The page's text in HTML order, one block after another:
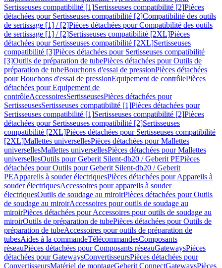
Sertisseuses compatibilité [1]Sertisseuses compatibilité [2]Pièces
détachées pour Sertisseuses compatibilité [2]Compatibilité des outils
de sertissage [1] / [2]Pièces détachées pour Compatibilité des outils
de sertissage [1] / [2]Sertisseuses compatibilité [2XL]Pièces
détachées pour Sertisseuses compatibilité [2XL]Sertisseuses
compatibilité [3]Pièces détachées pour Sertisseuses compatibilité
[3]Outils de préparation de tubePièces détachées pour Outils de
préparation de tubeBouchons d'essai de pressionPièces détachées
pour Bouchons d'essai de pressionEquipement de contrôlePièces
détachées pour Equipement de
contrôleAccessoiresSertisseusesPièces détachées pour
SertisseusesSertisseuses compatibilité [1]Pièces détachées pour
Sertisseuses compatibilité [1]Sertisseuses compatibilité [2]Pièces
détachées pour Sertisseuses compatibilité [2]Sertisseuses
compatibilité [2XL]Pièces détachées pour Sertisseuses compatibilité
[2XL]Mallettes universellesPièces détachées pour Mallettes
universellesMallettes universellesPièces détachées pour Mallettes
universellesOutils pour Geberit Silent-db20 / Geberit PEPièces
détachées pour Outils pour Geberit Silent-db20 / Geberit
PEAppareils à souder électriquesPièces détachées pour Appareils à
souder électriquesAccessoires pour appareils à souder
électriquesOutils de soudage au miroirPièces détachées pour Outils
de soudage au miroirAccessoires pour outils de soudage au
miroirPièces détachées pour Accessoires pour outils de soudage au
miroirOutils de préparation de tubePièces détachées pour Outils de
préparation de tubeAccessoires pour outils de préparation de
tubesAides à la commandeTélécommandesComposants
réseauPièces détachées pour Composants réseauGatewaysPièces
détachées pour GatewaysConvertisseursPièces détachées pour
ConvertisseursMatériel de montageGeberit ConnectGatewaysPièces